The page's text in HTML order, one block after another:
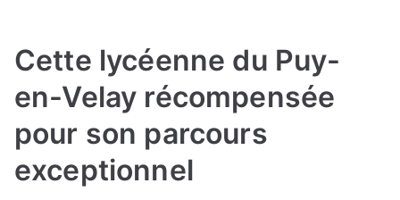
Cette lycéenne du Puy-
en-Velay récompensée
pour son parcours
exceptionnel